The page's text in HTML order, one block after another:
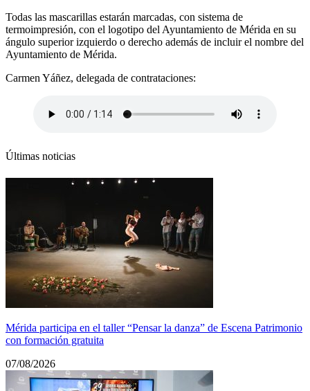
Todas las mascarillas estarán marcadas, con sistema de
termoimpresión, con el logotipo del Ayuntamiento de Mérida en su
ángulo superior izquierdo o derecho además de incluir el nombre del
Ayuntamiento de Mérida.
Carmen Yáñez, delegada de contrataciones:
Últimas noticias
Mérida participa en el taller “Pensar la danza” de Escena Patrimonio
con formación gratuita
07/08/2026